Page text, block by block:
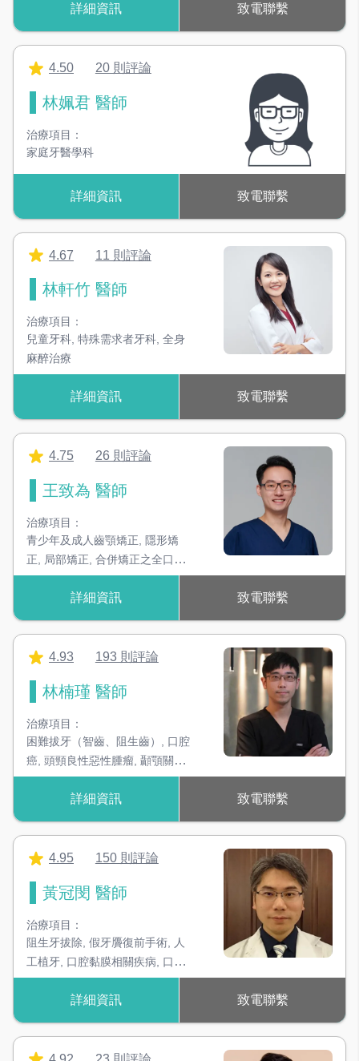
關節手術,人工植牙
拔除,難拔牙拔除
詳細資訊 致電聯繫
4.50 20 則評論
林姵君 醫師
治療項目：
家庭牙醫學科
詳細資訊 致電聯繫
4.67 11 則評論
林軒竹 醫師
治療項目：
兒童牙科, 特殊需求者牙科, 全身
麻醉治療
詳細資訊 致電聯繫
4.75 26 則評論
王致為 醫師
治療項目：
青少年及成人齒顎矯正
隱形矯
正
局部矯正 合併矯正之全口重
建,2階段智齒拔除,家庭牙醫學
贋復治療,人工植牙
詳細資訊 致電聯繫
4.93 193 則評論
林楠瑾 醫師
治療項目：
困難拔牙（智齒、阻生齒）
口腔
癌 頭頸良性惡性腫瘤 顳顎關節
疾病,顏面外傷骨折微創治療,植
牙補骨手術詳細資訊 致電聯繫
4.95 150 則評論
黃冠閔 醫師
治療項目：
阻生牙拔除 假牙贗復前手術
人
工植牙 口腔黏膜相關疾病
口腔
頭頸部腫瘤,顏面感染,顏面外傷
顳顎關節障礙治療
微手術,口腔癌手術及重建
詳細資訊 致電聯繫